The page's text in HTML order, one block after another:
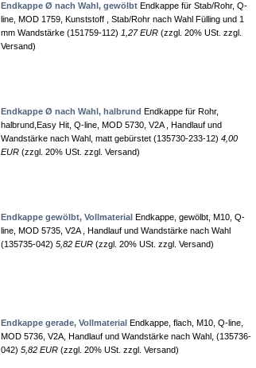
Endkappe Ø nach Wahl, gewölbt Endkappe für Stab/Rohr, Q-
line, MOD 1759, Kunststoff , Stab/Rohr nach Wahl Fülling und 1
mm Wandstärke (151759-112) 1,27 EUR (zzgl. 20% USt. zzgl.
Versand)
Endkappe Ø nach Wahl, halbrund Endkappe für Rohr,
halbrund,Easy Hit, Q-line, MOD 5730, V2A , Handlauf und
Wandstärke nach Wahl, matt gebürstet (135730-233-12) 4,00
EUR (zzgl. 20% USt. zzgl. Versand)
Endkappe gewölbt, Vollmaterial Endkappe, gewölbt, M10, Q-
line, MOD 5735, V2A , Handlauf und Wandstärke nach Wahl
(135735-042) 5,82 EUR (zzgl. 20% USt. zzgl. Versand)
Endkappe gerade, Vollmaterial Endkappe, flach, M10, Q-line,
MOD 5736, V2A, Handlauf und Wandstärke nach Wahl, (135736-
042) 5,82 EUR (zzgl. 20% USt. zzgl. Versand)